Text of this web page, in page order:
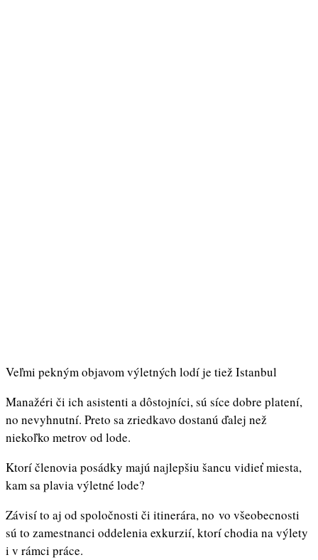
Veľmi pekným objavom výletných lodí je tiež Istanbul
Manažéri či ich asistenti a dôstojníci, sú síce dobre platení,
no nevyhnutní. Preto sa zriedkavo dostanú ďalej než
niekoľko metrov od lode.
Ktorí členovia posádky majú najlepšiu šancu vidieť miesta,
kam sa plavia výletné lode?
Závisí to aj od spoločnosti či itinerára, no vo všeobecnosti
sú to zamestnanci oddelenia exkurzií, ktorí chodia na výlety
i v rámci práce.